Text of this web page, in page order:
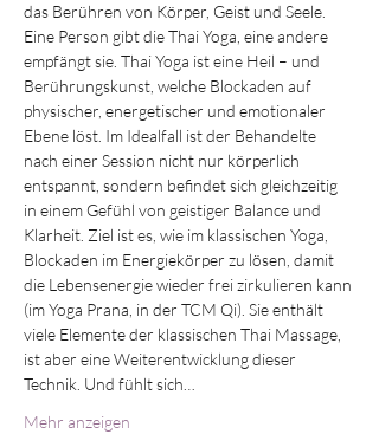
das Berühren von Körper, Geist und Seele.
Eine Person gibt die Thai Yoga, eine andere
empfängt sie. Thai Yoga ist eine Heil – und
Berührungskunst, welche Blockaden auf
physischer, energetischer und emotionaler
Ebene löst. Im Idealfall ist der Behandelte
nach einer Session nicht nur körperlich
entspannt, sondern befindet sich gleichzeitig
in einem Gefühl von geistiger Balance und
Klarheit. Ziel ist es, wie im klassischen Yoga,
Blockaden im Energiekörper zu lösen, damit
die Lebensenergie wieder frei zirkulieren kann
(im Yoga Prana, in der TCM Qi). Sie enthält
viele Elemente der klassischen Thai Massage,
ist aber eine Weiterentwicklung dieser
Technik. Und fühlt sich…
Mehr anzeigen